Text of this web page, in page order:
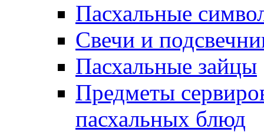
Пасхальные
Свечи и
Пасхальные зайцы
Предметы
пасхальных блюд